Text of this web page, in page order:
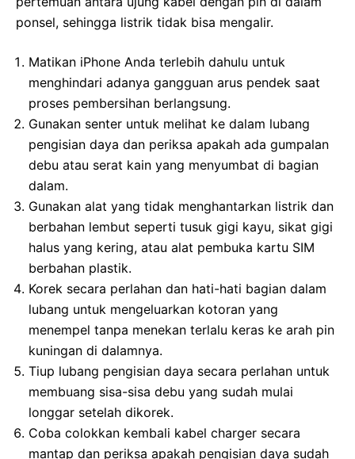
ponsel, sehingga listrik tidak bisa mengalir.
Matikan iPhone Anda terlebih dahulu untuk
menghindari adanya gangguan arus pendek saat
proses pembersihan berlangsung.
Gunakan senter untuk melihat ke dalam lubang
pengisian daya dan periksa apakah ada gumpalan
debu atau serat kain yang menyumbat di bagian
dalam.
Gunakan alat yang tidak menghantarkan listrik dan
berbahan lembut seperti tusuk gigi kayu, sikat gigi
halus yang kering, atau alat pembuka kartu SIM
berbahan plastik.
Korek secara perlahan dan hati-hati bagian dalam
lubang untuk mengeluarkan kotoran yang
menempel tanpa menekan terlalu keras ke arah pin
kuningan di dalamnya.
Tiup lubang pengisian daya secara perlahan untuk
membuang sisa-sisa debu yang sudah mulai
longgar setelah dikorek.
Coba colokkan kembali kabel charger secara
mantap dan periksa apakah pengisian daya sudah